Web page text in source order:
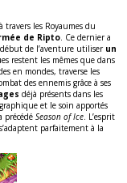
travers les Royaumes du
de Ripto. Ce dernier a
de l’aventure utiliser un
restent les mêmes que dans
en mondes, traverse les
des ennemis grâce à ses
déjà présents dans les
et le soin apportés
précédé Season of Ice. L’esprit
parfaitement à la